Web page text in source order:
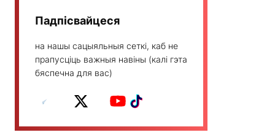
Падпісвайцеся
на нашы сацыяльныя сеткі, каб не
прапусціць важныя навіны (калі гэта
бяспечна для вас)